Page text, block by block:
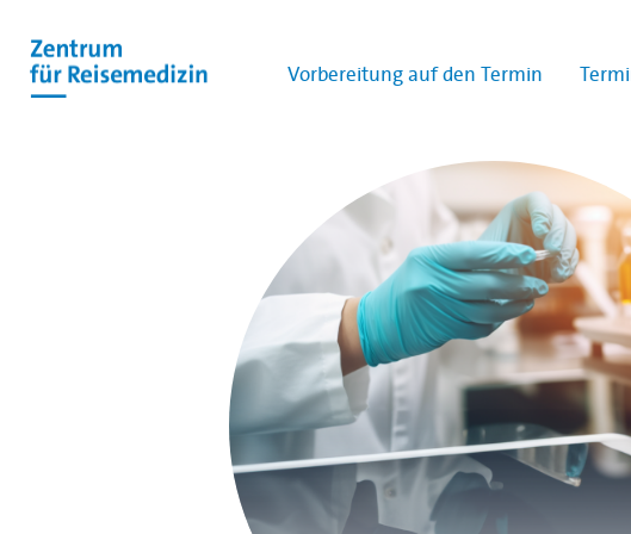
Vorbereitung auf den Termin